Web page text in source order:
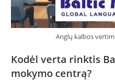
Anglų kalbos
Kodėl verta rinktis
mokymo centrą?